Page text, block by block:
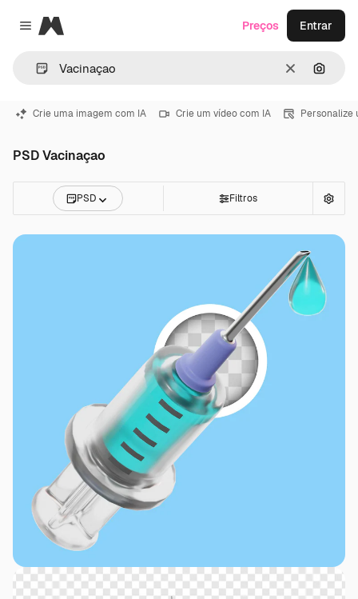
Close menu
Magnific
Limpar
Preços Entrar
Crie uma imagem com IA Crie um vídeo com IA Personalize
PSD Vacinaçao
PSD Filtros